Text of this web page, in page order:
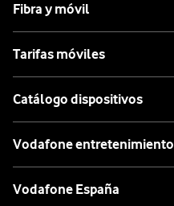
Fibra y móvil
Tarifas móviles
Catálogo dispositivos
Vodafone entretenimiento
Vodafone España